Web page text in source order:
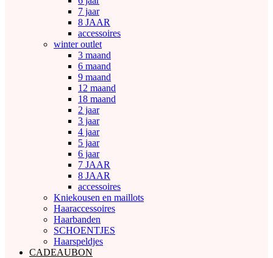
7 jaar
8 JAAR
accessoires
winter outlet
3 maand
6 maand
9 maand
12 maand
18 maand
2 jaar
3 jaar
4 jaar
5 jaar
6 jaar
7 JAAR
8 JAAR
accessoires
Kniekousen en maillots
Haaraccessoires
Haarbanden
SCHOENTJES
Haarspeldjes
CADEAUBON